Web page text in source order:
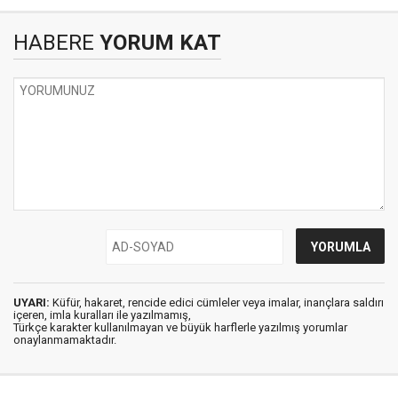
HABERE YORUM KAT
UYARI: Küfür, hakaret, rencide edici cümleler veya imalar, inançlara saldırı
içeren, imla kuralları ile yazılmamış,
Türkçe karakter kullanılmayan ve büyük harflerle yazılmış yorumlar
onaylanmamaktadır.